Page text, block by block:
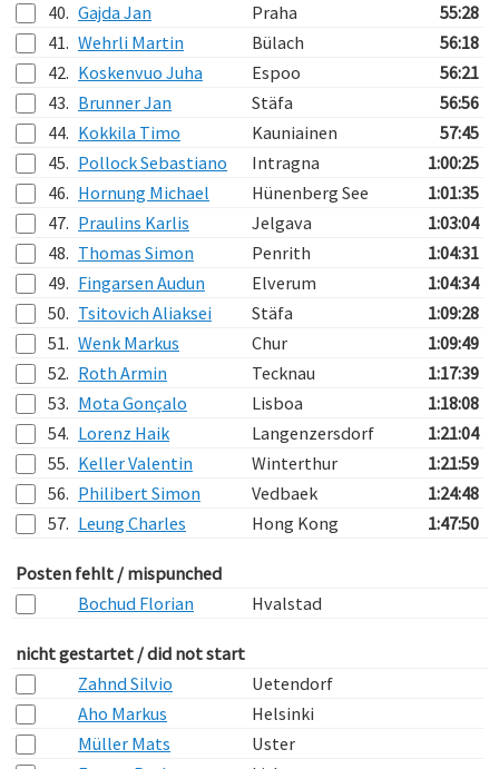
40. Gajda Jan Praha
55:28
41. Wehrli Martin Bülach
56:18
42. Koskenvuo Juha Espoo
56:21
43. Brunner Jan Stäfa
56:56
44. Kokkila Timo Kauniainen
57:45
45. Pollock Sebastiano Intragna
1:00:25
46. Hornung Michael Hünenberg See
1:01:35
47. Praulins Karlis Jelgava
1:03:04
48. Thomas Simon Penrith
1:04:31
49. Fingarsen Audun Elverum
1:04:34
50. Tsitovich Aliaksei Stäfa
1:09:28
51. Wenk Markus Chur
1:09:49
52. Roth Armin Tecknau
1:17:39
53. Mota Gonçalo Lisboa
1:18:08
54. Lorenz Haik Langenzersdorf
1:21:04
55. Keller Valentin Winterthur
1:21:59
56. Philibert Simon Vedbaek
1:24:48
57. Leung Charles Hong Kong 1:47:50
Posten fehlt / mispunched
Bochud Florian
Hvalstad
nicht gestartet / did not start
Zahnd Silvio
Uetendorf
Aho Markus
Helsinki
Müller Mats
Uster